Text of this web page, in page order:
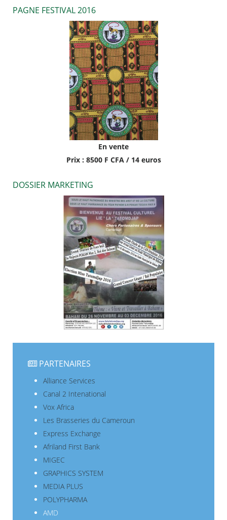
PAGNE FESTIVAL 2016
En vente
Prix : 8500 F CFA / 14 euros
DOSSIER MARKETING
PARTENAIRES
Alliance Services
Canal 2 Intenational
Vox Africa
Les Brasseries du Cameroun
Express Exchange
Afriland First Bank
MIGEC
GRAPHICS SYSTEM
MEDIA PLUS
POLYPHARMA
AMD